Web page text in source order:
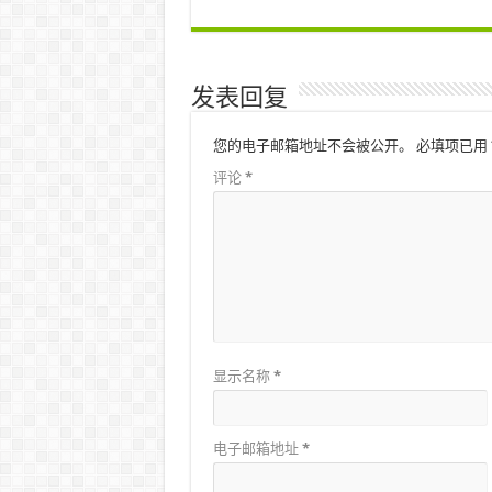
发表回复
您的电子邮箱地址不会被公开。 必填项已用
评论 *
显示名称 *
电子邮箱地址 *